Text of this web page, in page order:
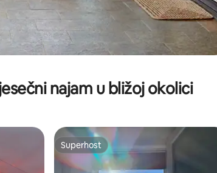
najam u bližoj okolici
„Odabrali gosti”
Superhost
Superhost